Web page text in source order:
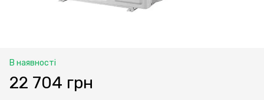
В наявності
22 704 грн